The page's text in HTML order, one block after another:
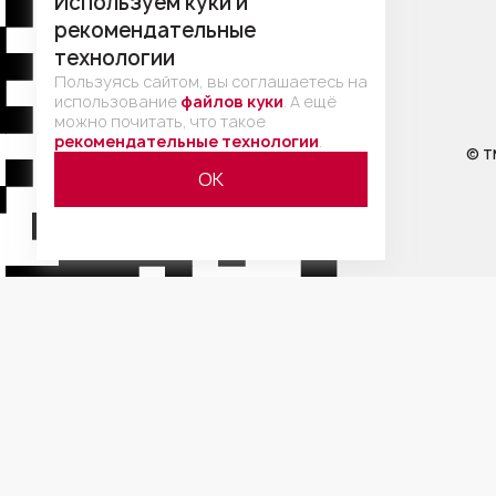
©
рекомендательные
технологии
Пользуясь сайтом, вы соглашаетесь на
использование файлов куки. А ещё
можно почитать, что такое
рекомендательные технологии.
ОК